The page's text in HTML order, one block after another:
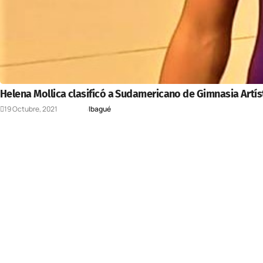
Helena Mollica clasificó a Sudamericano de Gimnasia
19 Octubre, 2021 DeportesIbagué